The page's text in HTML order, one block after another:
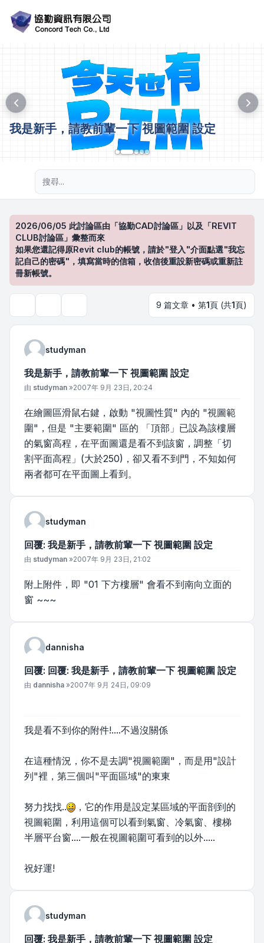
我是新手，請教前輩一下 視圖範圍 設定
2026/06/05 此討論區由「協勤CAD討論區」以及「REVIT
CLUB討論區」彙整而來
如果您還記得原Revit club的帳號，請於"登入"介面點選"我忘
記自己的密碼"，填寫當時的信箱，收信後重設新密碼或重新註
冊新帳號。
9 篇文章 • 第1頁 (共1頁)
studyman
我是新手，請教前輩一下 視圖範圍 設定
文章
由 studyman »2007年 9月 23日, 20:24
在繪圖區滑鼠右鍵，啟動 "視圖性質" 內的 "視圖範
圍"，但是 "主要範圍" 區的 「頂部」已設為該樓層
的氣窗高程，在平面圖還是看不到該窗，調整「切
割平面高程」(大於250)，卻又看不到門，不知如何
兩者都可在平面圖上看到。
studyman
回覆: 我是新手，請教前輩一下 視圖範圍 設定
文章
由 studyman »2007年 9月 23日, 21:02
附上附件，即 "01 下方樓層" 會看不到南向立面的
窗 ~~~
dannisha
回覆: 回覆: 我是新手，請教前輩一下 視圖範圍 設定
文章
由 dannisha »2007年 9月 24日, 09:09
我是看不到你的附件!....不過沒關係
在這種情況，你不是去調"視圖範圍"，而是用"設計
列"裡，第三個叫"平面區域"的東東
努力找找..
，它的作用是設定某區域的平面剖到的
視圖範圍，利用這個可以看到氣窗、冷氣窗、樓梯
半層平台窗....一般在視圖範圍可看到的以外.....
祝好運!
studyman
回覆: 我是新手，請教前輩一下 視圖範圍 設定